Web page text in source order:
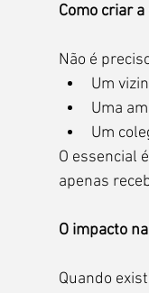
Como criar
Não é
Um
Uma
Um
O essencial
apenas
O impacto
Quando